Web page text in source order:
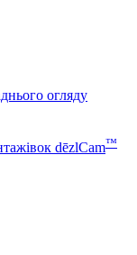
огляду
dēzlCam™